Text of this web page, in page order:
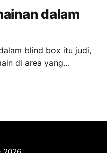
dalam
blind box itu judi,
di area yang